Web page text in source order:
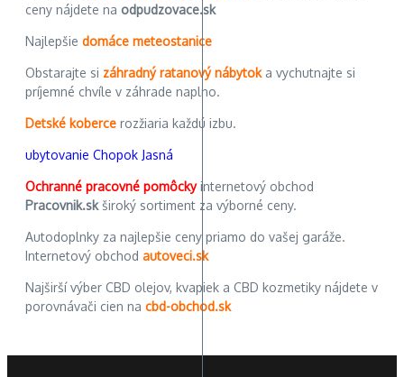
ceny nájdete na odpudzovace.sk
Najlepšie domáce meteostanice
Obstarajte si záhradný ratanový nábytoka vychutnajte si
príjemné chvíle v záhrade naplno.
Detské koberce rozžiaria každú izbu.
ubytovanie Chopok Jasná
Ochranné pracovné pomôckyinternetový obchod
Pracovnik.skširoký sortiment za výborné ceny.
Autodoplnky za najlepšie ceny priamo do vašej garáže.
Internetový obchod autoveci.sk
Najširší výber CBD olejov, kvapiek a CBD kozmetiky nájdete v
porovnávači cien na cbd-obchod.sk